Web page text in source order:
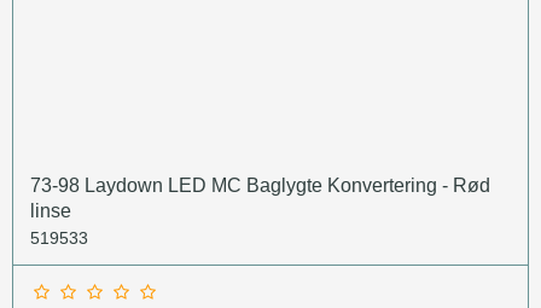
73-98 Laydown LED MC Baglygte Konvertering - Rød
linse
519533